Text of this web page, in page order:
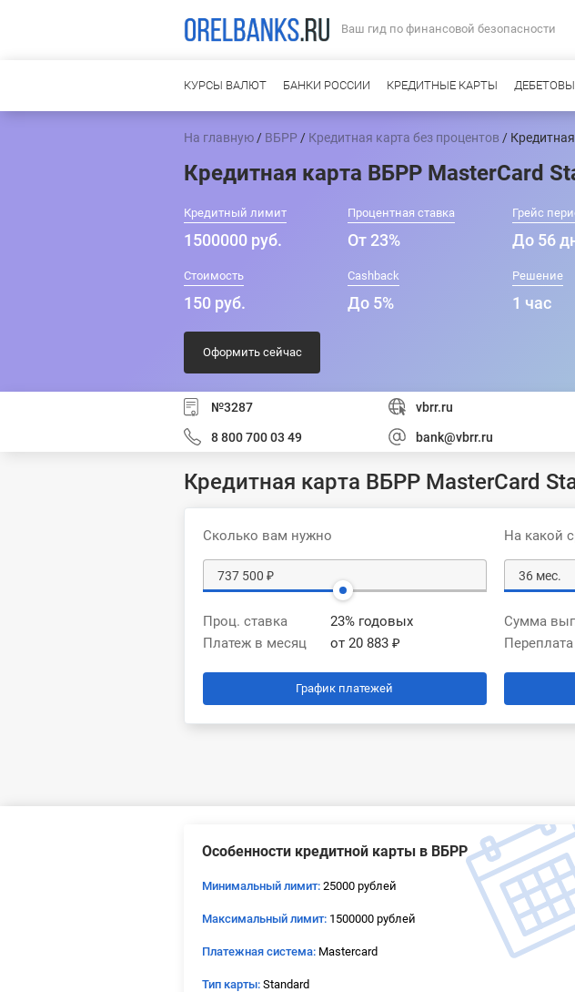
Ваш гид по финансовой безопасности
КУРСЫ ВАЛЮТ БАНКИ РОССИИ КРЕДИТНЫЕ КАРТЫ
На главную / ВБРР / Кредитная карта без процентов /
Кредитная карта ВБРР MasterCard
Кредитный лимит
1500000 руб.
Процентная ставка
От 23%
Грейс
До 56
Стоимость
150 руб.
Cashback
До 5%
Решение
1 час
Оформить сейчас
№3287 vbrr.ru
8 800 700 03 49 bank@vbrr.ru
Кредитная карта ВБРР MasterCard
Сколько вам нужно На какой
Проц. ставка
23% годовых
Платеж в месяц
от 20 883 ₽
Сумма
Переплата
График платежей
Особенности кредитной карты в ВБРР
Минимальный лимит: 25000 рублей
Максимальный лимит: 1500000 рублей
Платежная система: Mastercard
Тип карты: Standard